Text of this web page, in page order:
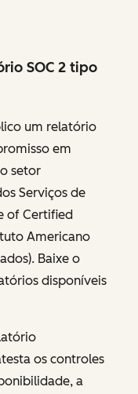
SOC 2 tipo
um relatório
em
setor
Serviços de
of Certified
Americano
Baixe o
disponíveis
os controles
a